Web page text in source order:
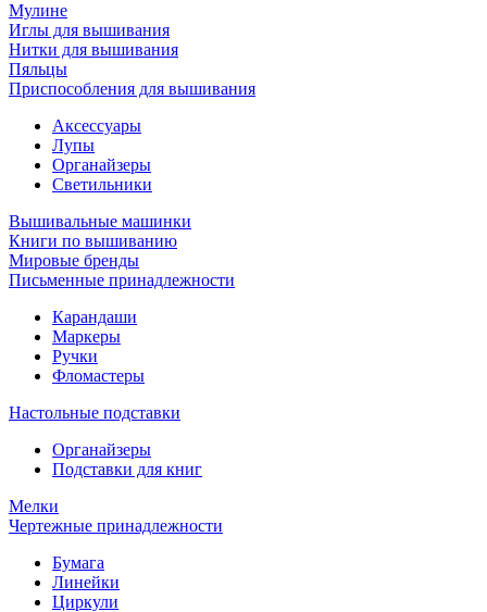
Мулине
Иглы для вышивания
Нитки для вышивания
Пяльцы
Приспособления для вышивания
Аксессуары
Лупы
Органайзеры
Светильники
Вышивальные машинки
Книги по вышиванию
Мировые бренды
Письменные принадлежности
Карандаши
Маркеры
Ручки
Фломастеры
Настольные подставки
Органайзеры
Подставки для книг
Мелки
Чертежные принадлежности
Бумага
Линейки
Циркули